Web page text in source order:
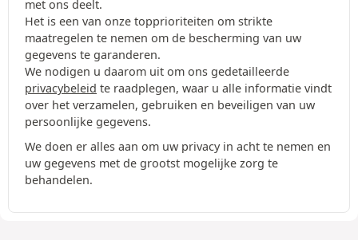
met ons deelt.
Het is een van onze topprioriteiten om strikte
maatregelen te nemen om de bescherming van uw
gegevens te garanderen.
We nodigen u daarom uit om ons gedetailleerde
privacybeleid te raadplegen, waar u alle informatie vindt
over het verzamelen, gebruiken en beveiligen van uw
persoonlijke gegevens.
We doen er alles aan om uw privacy in acht te nemen en
uw gegevens met de grootst mogelijke zorg te
behandelen.